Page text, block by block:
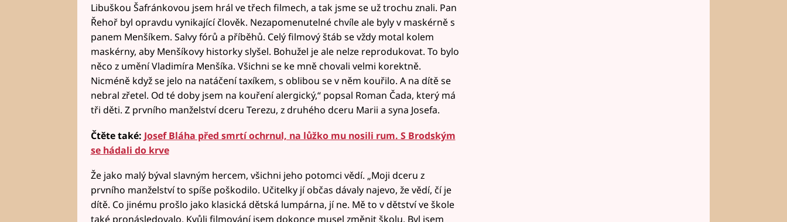
Libuškou Šafránkovou jsem hrál ve třech filmech, a tak jsme se už trochu znali. Pan
Řehoř byl opravdu vynikající člověk. Nezapomenutelné chvíle ale byly v maskérně s
panem Menšíkem. Salvy fórů a příběhů. Celý filmový štáb se vždy motal kolem
maskérny, aby Menšíkovy historky slyšel. Bohužel je ale nelze reprodukovat. To bylo
něco z umění Vladimíra Menšíka. Všichni se ke mně chovali velmi korektně.
Nicméně když se jelo na natáčení taxíkem, s oblibou se v něm kouřilo. A na dítě se
nebral zřetel. Od té doby jsem na kouření alergický,“ popsal Roman Čada, který má
tři děti. Z prvního manželství dceru Terezu, z druhého dceru Marii a syna Josefa.
Čtěte také: Josef Bláha před smrtí ochrnul, na lůžko mu nosili rum. S Brodským
se hádali do krve
Že jako malý býval slavným hercem, všichni jeho potomci vědí. „Moji dceru z
prvního manželství to spíše poškodilo. Učitelky jí občas dávaly najevo, že vědí, čí je
dítě. Co jinému prošlo jako klasická dětská lumpárna, jí ne. Mě to v dětství ve škole
také pronásledovalo. Kvůli filmování jsem dokonce musel změnit školu. Byl jsem